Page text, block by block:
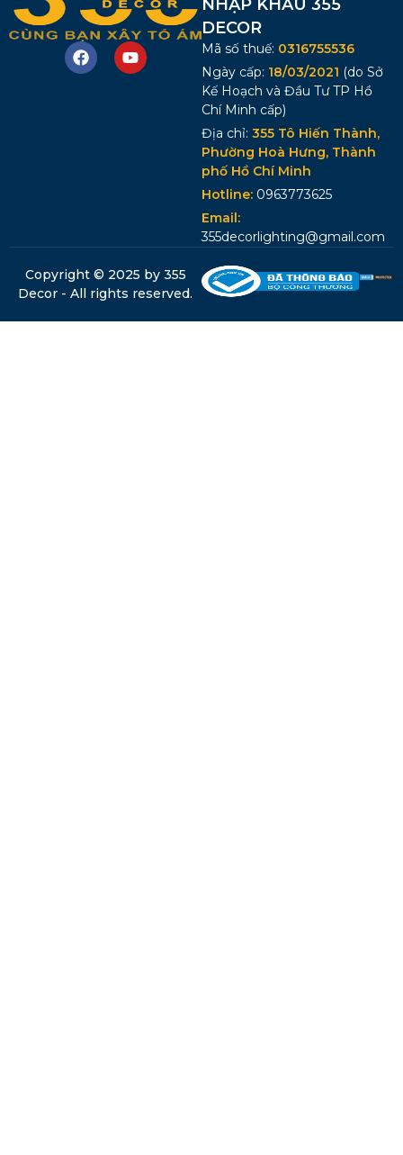
NHẬP KHẨU 355
DECOR
Mã số thuế: 0316755536
Ngày cấp: 18/03/2021 (do Sở
Kế Hoạch và Đầu Tư TP Hồ
Chí Minh cấp)
Địa chỉ: 355 Tô Hiến Thành,
Phường Hoà Hưng, Thành
phố Hồ Chí Minh
Hotline: 0963773625
Email:
355decorlighting@gmail.com
Copyright © 2025 by 355
Decor - All rights reserved.